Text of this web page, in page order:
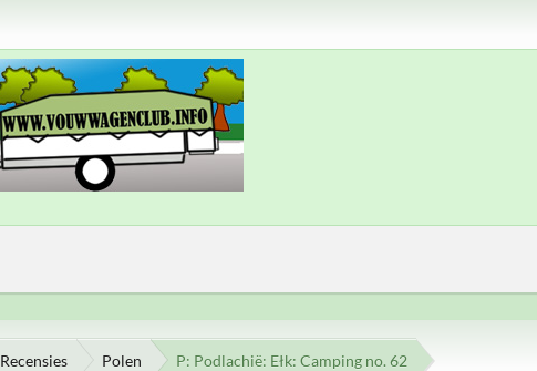
Recensies Polen P: Podlachië: Ełk: Camping no. 62